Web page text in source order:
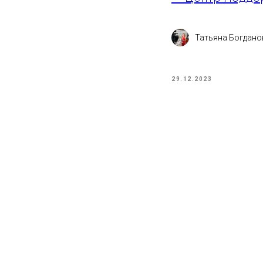
Татьяна
29.12.2023